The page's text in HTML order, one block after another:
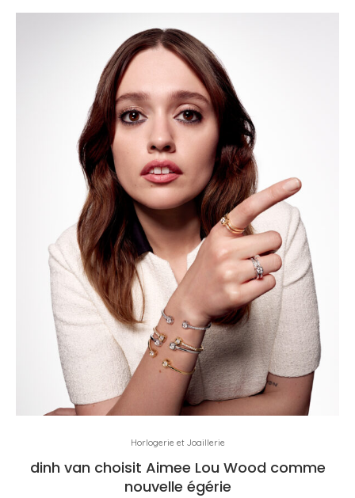
Horlogerie et Joaillerie
dinh van choisit Aimee Lou Wood comme
nouvelle égérie